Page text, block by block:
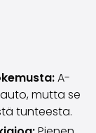
A-
mutta se
tunteesta.